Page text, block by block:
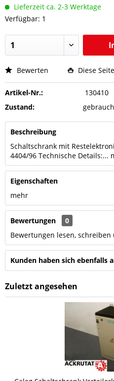
Lieferzeit ca. 2-3 Werktage
Verfügbar: 1
Bewerten Diese
Artikel-Nr.:
130410
Zustand:
Beschreibung
Schaltschrank mit
4404/96 Technische Details:...
Eigenschaften
mehr
Bewertungen
0
Bewertungen lesen,
Kunden haben sich ebenfalls
Zuletzt angesehen